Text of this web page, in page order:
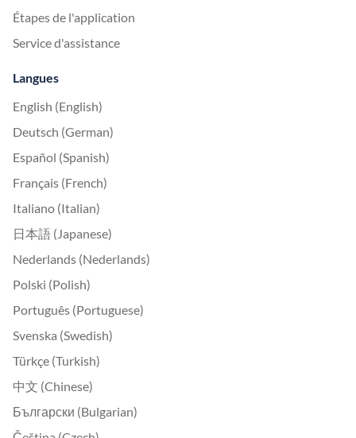
Étapes de l'application
Service d'assistance
Langues
English (English)
Deutsch (German)
Español (Spanish)
Français (French)
Italiano (Italian)
日本語 (Japanese)
Nederlands (Nederlands)
Polski (Polish)
Português (Portuguese)
Svenska (Swedish)
Türkçe (Turkish)
中文 (Chinese)
Български (Bulgarian)